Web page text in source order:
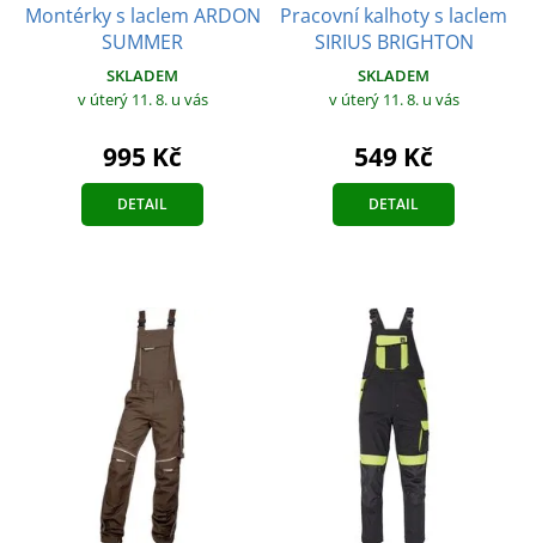
Montérky s laclem ARDON
SUMMER
SKLADEM
v úterý 11. 8. u vás
995 Kč
DETAIL
Pracovní kalhoty s laclem
SIRIUS BRIGHTON
SKLADEM
v úterý 11. 8. u vás
549 Kč
DETAIL